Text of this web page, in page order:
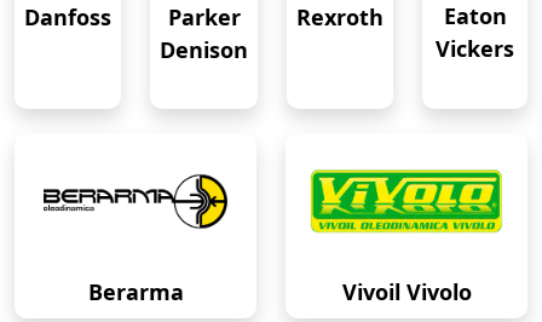
Danfoss
Parker
Denison
Rexroth
Eaton
Vickers
Berarma Vivoil Vivolo